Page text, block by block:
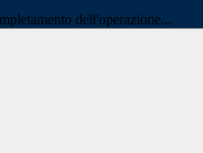
dell'operazione...